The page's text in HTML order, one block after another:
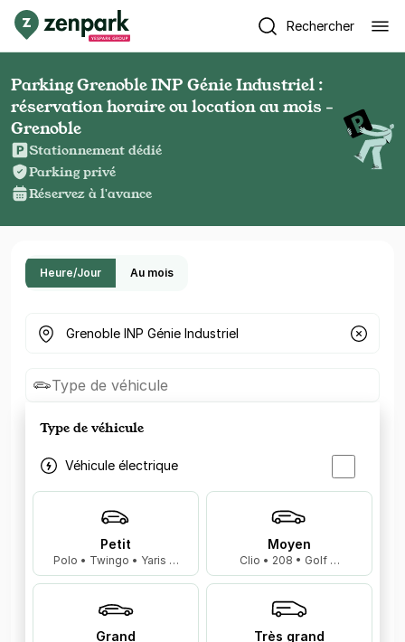
Rechercher
Parking Grenoble INP Génie Industriel :
réservation horaire ou location au mois -
Grenoble
Stationnement dédié
Parking privé
Réservez à l'avance
Heure/Jour Au mois
Où cherchez-vous un parking ?
Type de véhicule
Type de véhicule
Véhicule électrique
Petit
Polo • Twingo • Yaris …
Moyen
Clio • 208 • Golf …
Grand Très grand